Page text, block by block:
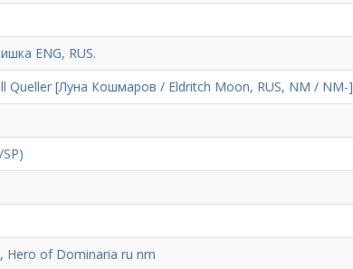
ENG, RUS.
Queller [Луна Кошмаров / Eldritch Moon, RUS, NM / NM-]
of Dominaria ru nm